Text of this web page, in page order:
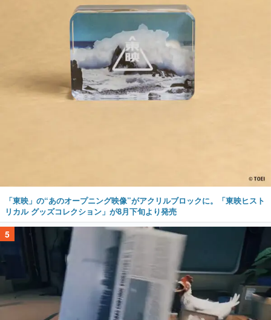
「東映」の“あのオープニング映像”がアクリルブロックに。「東映ヒスト
リカル グッズコレクション」が8月下旬より発売
5